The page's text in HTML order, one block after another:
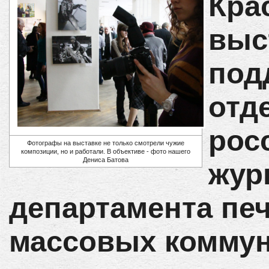
Фотографы на выставке не только смотрели чужие
композиции, но и работали. В объективе - фото нашего
Дениса Батова
департамента
массовых